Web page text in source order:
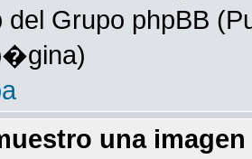
del Grupo phpBB
una imagen